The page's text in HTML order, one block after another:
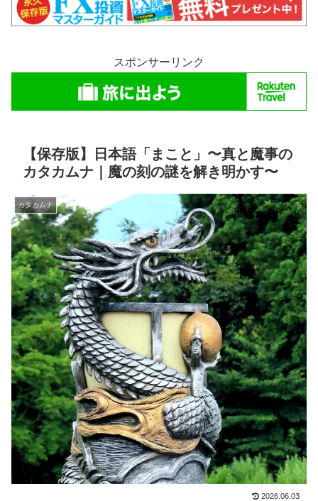
スポンサーリンク
【保存版】日本語「まこと」〜真と魔事の
カタカムナ｜魔の刻の謎を解き明かす〜
カタカムナ
2026.06.03